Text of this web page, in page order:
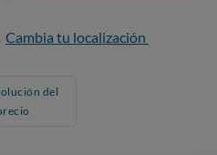
Cambia tu localización
del